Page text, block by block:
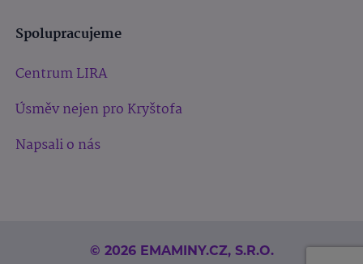
Spolupracujeme
Centrum LIRA
Úsměv nejen pro Kryštofa
Napsali o nás
© 2026 EMAMINY.CZ, S.R.O.